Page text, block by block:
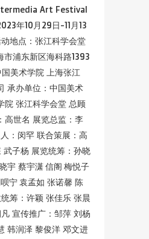
Art Festival
年10月29日-11月13
地点：张江科学会堂
市浦东新区海科路1393
美术学院 上海张江
承办单位：中国美术
院 张江科学会堂 总顾
高世名 展览总监：李
：闵罕 联合策展：高
武子杨 展览统筹：孙晓
宇 蔡宇潇 信阁 梅悦子
宁 袁孟如 张诺馨 陈
筹：许颖 张佳乐 张晨
宣传推广：邹萍 刘杨
韩润泽 黎俊洋 邓文进